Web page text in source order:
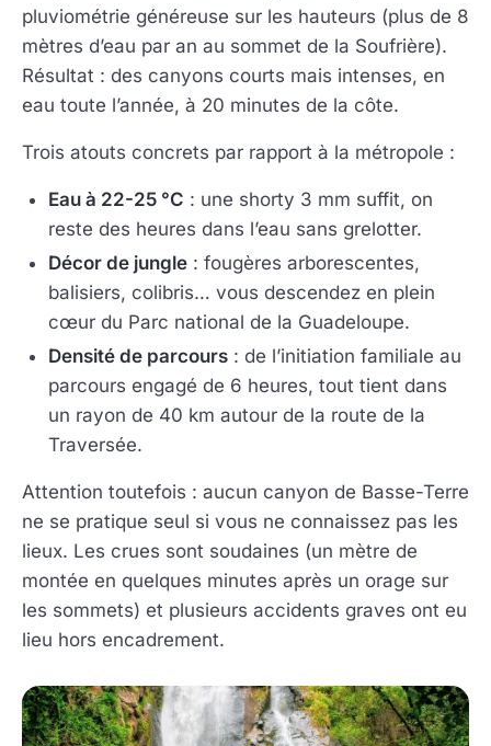
pluviométrie généreuse sur les hauteurs (plus de 8
mètres d’eau par an au sommet de la Soufrière).
Résultat : des canyons courts mais intenses, en
eau toute l’année, à 20 minutes de la côte.
Trois atouts concrets par rapport à la métropole :
Eau à 22-25 °C : une shorty 3 mm suffit, on
reste des heures dans l’eau sans grelotter.
Décor de jungle : fougères arborescentes,
balisiers, colibris… vous descendez en plein
cœur du Parc national de la Guadeloupe.
Densité de parcours : de l’initiation familiale au
parcours engagé de 6 heures, tout tient dans
un rayon de 40 km autour de la route de la
Traversée.
Attention toutefois : aucun canyon de Basse-Terre
ne se pratique seul si vous ne connaissez pas les
lieux. Les crues sont soudaines (un mètre de
montée en quelques minutes après un orage sur
les sommets) et plusieurs accidents graves ont eu
lieu hors encadrement.